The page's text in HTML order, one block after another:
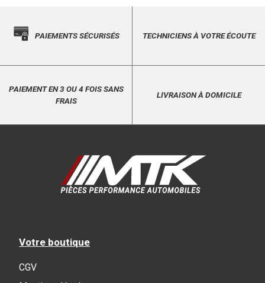
PAIEMENTS SÉCURISÉS TECHNICIENS À VOTRE ÉCOUTE
PAIEMENT EN 3 OU 4 FOIS SANS
FRAIS
LIVRAISON À DOMICILE
Votre boutique
CGV